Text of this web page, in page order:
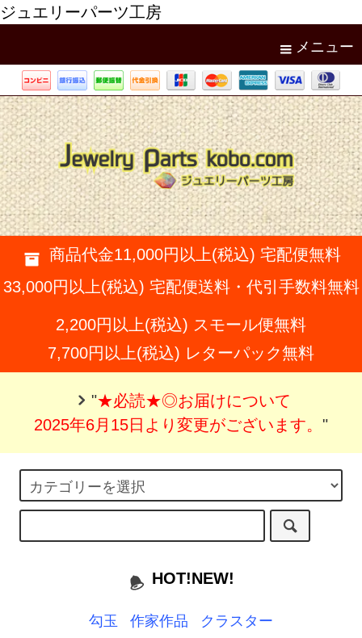
ジュエリーパーツ工房
メニュー
商品代金11,000円以上(税込) 宅配便無料
33,000円以上(税込) 宅配便送料・代引手数料無料
2,200円以上(税込) スモール便無料
7,700円以上(税込) レターパック無料
"★必読★◎お届けについて
2025年6月15日より変更がございます。 "
HOT!NEW!
勾玉 作家作品
クラスター